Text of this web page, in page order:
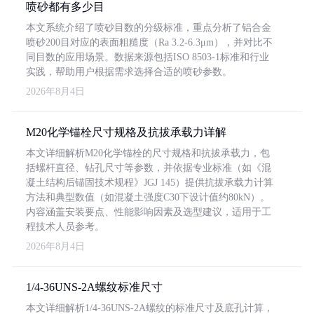
喷砂都有多少目
本文系统介绍了喷砂目数的分级标准，重点分析了铝合金
喷砂200目对应的表面粗糙度（Ra 3.2-6.3μm），并对比不
同目数的应用场景。数据来源包括ISO 8503-1标准和行业
实践，帮助用户根据需求选择合适的喷砂参数。
2026年8月4日
M20化学锚栓尺寸规格及抗拔承载力详解
本文详细解析M20化学锚栓的尺寸规格和抗拔承载力，包
括螺杆直径、钻孔尺寸等参数，并依据专业标准（如《混
凝土结构后锚固技术规程》JGJ 145）提供抗拔承载力计算
方法和典型数值（如混凝土强度C30下设计值约80kN）。
内容涵盖安装要点、性能影响因素及选型建议，适用于工
程技术人员参考。
2026年8月4日
1/4-36UNS-2A螺纹标准尺寸
本文详细解析1/4-36UNS-2A螺纹的标准尺寸及底孔计算，